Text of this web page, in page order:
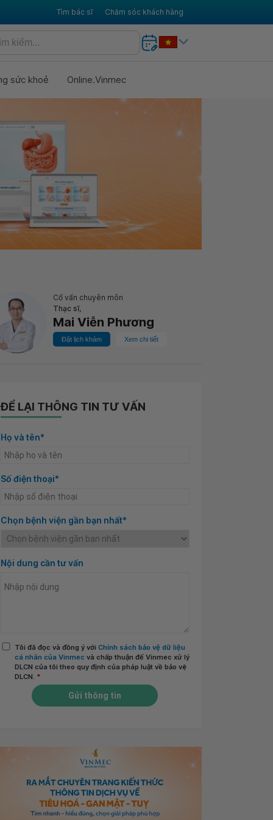
Tìm bác sĩ Chăm sóc khách hàng
sức khoẻ Online.Vinmec
Cố vấn chuyên môn
Thạc sĩ,
Mai Viễn Phương
Đặt lịch khám Xem chi tiết
ĐỂ LẠI THÔNG TIN TƯ VẤN
Họ và tên*
Số điện thoại*
Chọn bệnh viện gần bạn nhất*
Nội dung cần tư vấn
Tôi đã đọc và đồng ý với Chính sách bảo vệ dữ liệu
cá nhân của Vinmec và chấp thuận để Vinmec xử lý
DLCN của tôi theo quy định của pháp luật về bảo vệ
DLCN. *
Gửi thông tin